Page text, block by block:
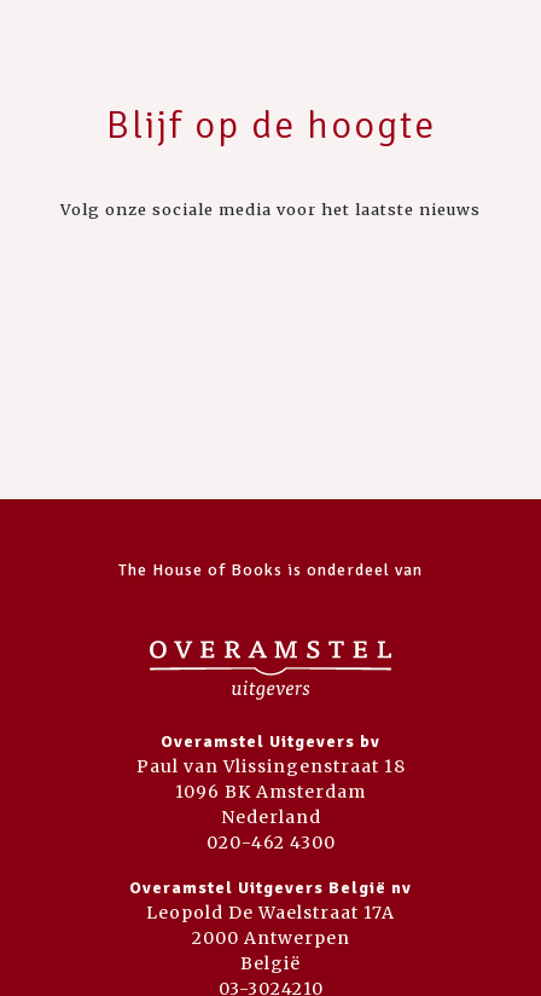
Blijf op de hoogte
Volg onze sociale media voor het laatste nieuws
The House of Books is onderdeel van
Overamstel Uitgevers bv
Paul van Vlissingenstraat 18
1096 BK Amsterdam
Nederland
020-462 4300
Overamstel Uitgevers België nv
Leopold De Waelstraat 17A
2000 Antwerpen
België
03-3024210